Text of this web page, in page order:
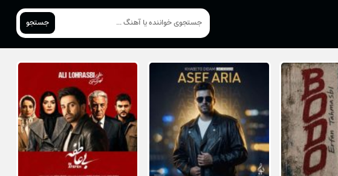
جستجو